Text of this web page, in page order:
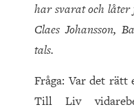
har svarat och låter
Claes Johansson,
tals.
Fråga: Var det
Till Liv